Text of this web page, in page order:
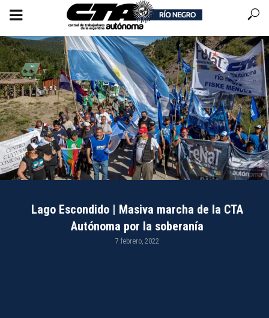
Lago Escondido | Masiva marcha de la CTA
Autónoma por la soberanía
7 febrero, 2022